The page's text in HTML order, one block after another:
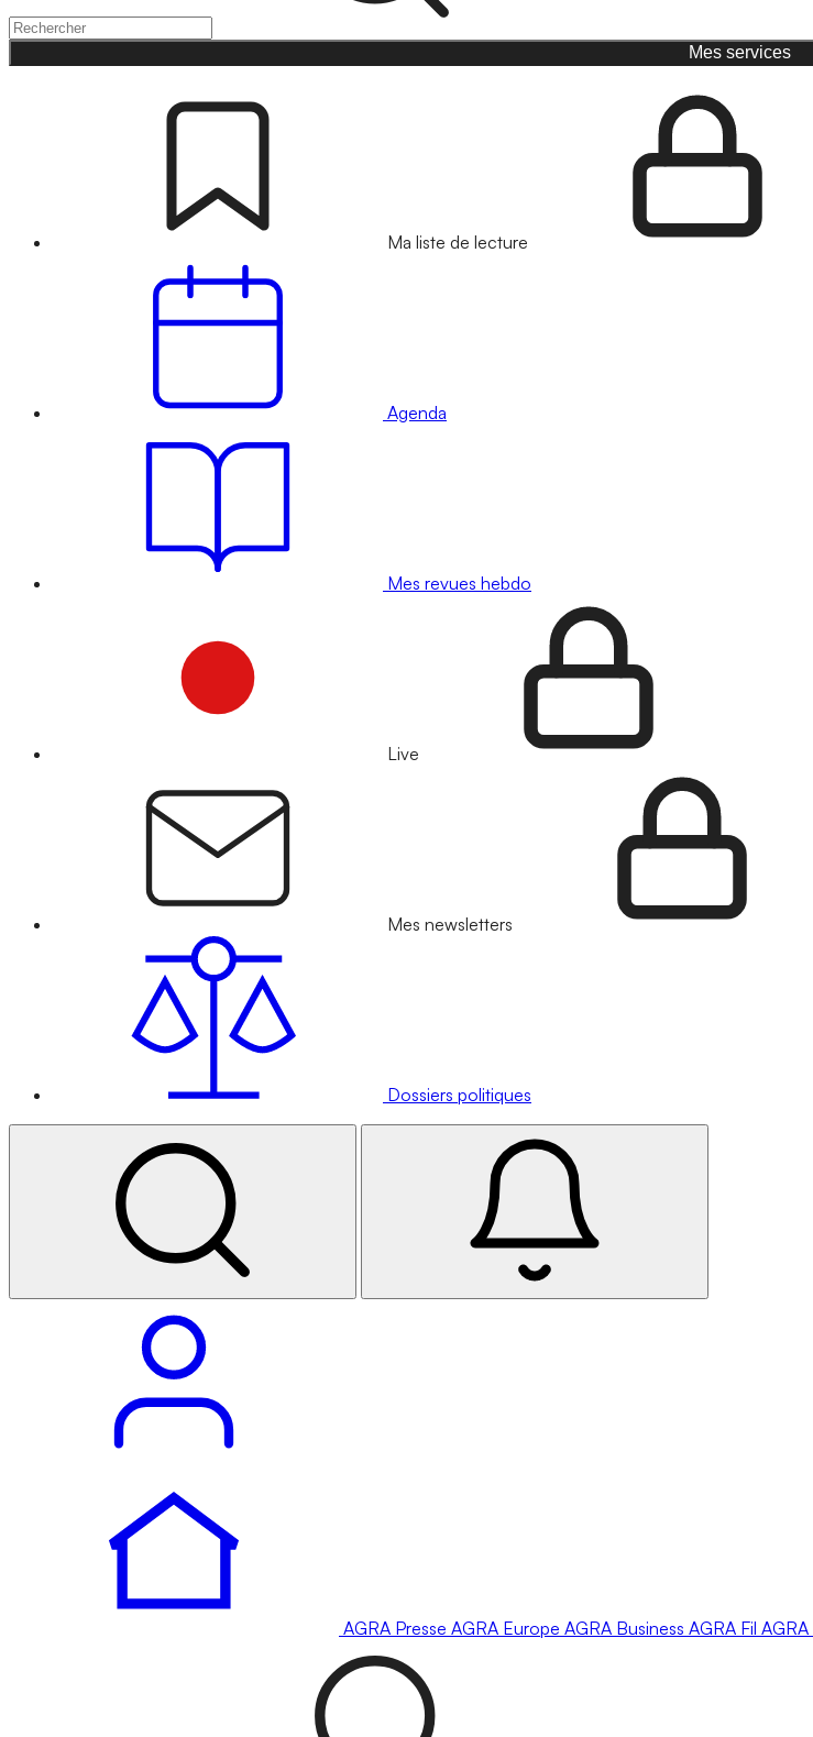
Mes services
Ma liste de lecture
Agenda
Mes revues hebdo
Live
Mes newsletters
Dossiers politiques
AGRA Presse AGRA Europe AGRA Business AGRA Fil AGRA